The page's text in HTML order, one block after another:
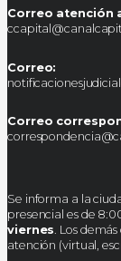
Correo atención
Correo:
Correo
Se informa a la
presencial es de
viernes . Los
atención (virtual,